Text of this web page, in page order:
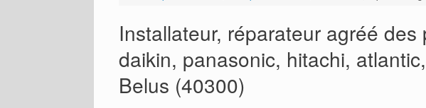
Installateur, réparateur agréé
daikin, panasonic, hitachi,
Belus (40300)